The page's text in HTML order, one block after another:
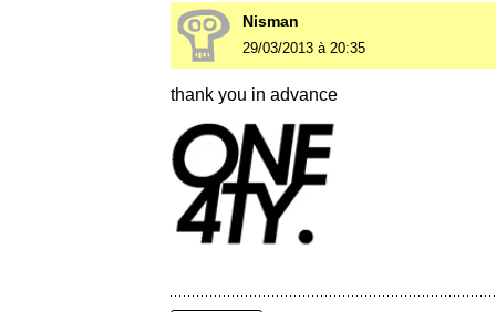
Nisman
29/03/2013 à 20:35
thank you in advance